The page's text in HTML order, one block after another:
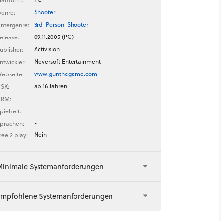
Shooter
3rd-Person-Shooter
09.11.2005 (PC)
Activision
Neversoft Entertainment
www.gunthegame.com
ab 16 Jahren
-
-
-
2 play:
Nein
Systemanforderungen
Systemanforderungen